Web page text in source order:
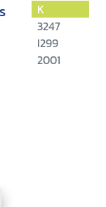
K
3247
I299
2001